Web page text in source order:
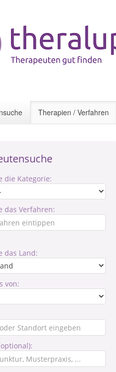
Therapien / Verfahren
die Kategorie:
das Verfahren:
das Land:
von: